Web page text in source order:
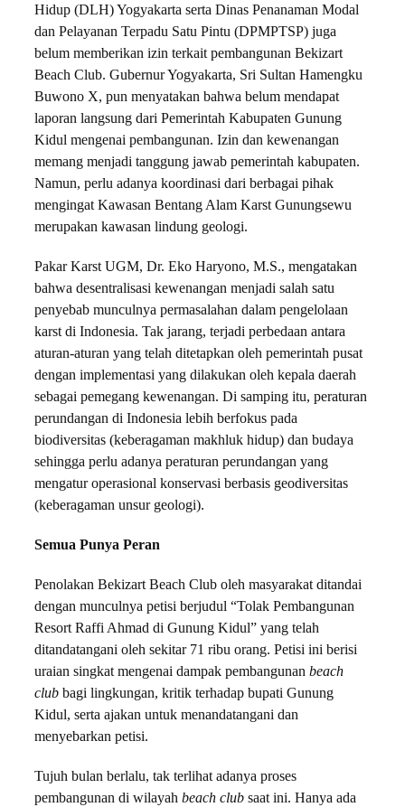
Hidup (DLH) Yogyakarta serta Dinas Penanaman Modal
dan Pelayanan Terpadu Satu Pintu (DPMPTSP) juga
belum memberikan izin terkait pembangunan Bekizart
Beach Club. Gubernur Yogyakarta, Sri Sultan Hamengku
Buwono X, pun menyatakan bahwa belum mendapat
laporan langsung dari Pemerintah Kabupaten Gunung
Kidul mengenai pembangunan. Izin dan kewenangan
memang menjadi tanggung jawab pemerintah kabupaten.
Namun, perlu adanya koordinasi dari berbagai pihak
mengingat Kawasan Bentang Alam Karst Gunungsewu
merupakan kawasan lindung geologi.
Pakar Karst UGM, Dr. Eko Haryono, M.S., mengatakan
bahwa desentralisasi kewenangan menjadi salah satu
penyebab munculnya permasalahan dalam pengelolaan
karst di Indonesia. Tak jarang, terjadi perbedaan antara
aturan-aturan yang telah ditetapkan oleh pemerintah pusat
dengan implementasi yang dilakukan oleh kepala daerah
sebagai pemegang kewenangan. Di samping itu, peraturan
perundangan di Indonesia lebih berfokus pada
biodiversitas (keberagaman makhluk hidup) dan budaya
sehingga perlu adanya peraturan perundangan yang
mengatur operasional konservasi berbasis geodiversitas
(keberagaman unsur geologi).
Semua Punya Peran
Penolakan Bekizart Beach Club oleh masyarakat ditandai
dengan munculnya petisi berjudul “Tolak Pembangunan
Resort Raffi Ahmad di Gunung Kidul” yang telah
ditandatangani oleh sekitar 71 ribu orang. Petisi ini berisi
uraian singkat mengenai dampak pembangunan beach
club bagi lingkungan, kritik terhadap bupati Gunung
Kidul, serta ajakan untuk menandatangani dan
menyebarkan petisi.
Tujuh bulan berlalu, tak terlihat adanya proses
pembangunan di wilayah beach club saat ini. Hanya ada